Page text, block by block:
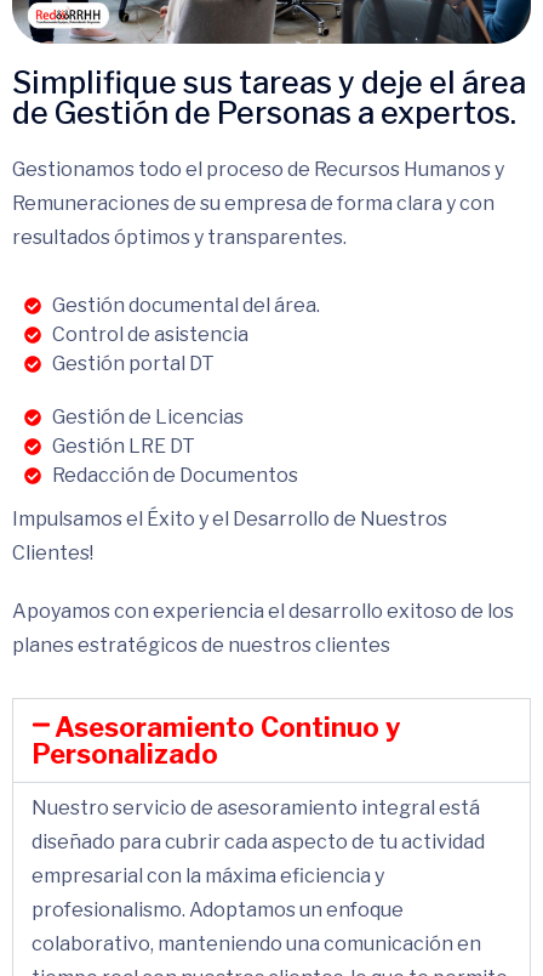
Simplifique sus tareas y deje el área
de Gestión de Personas a expertos.
Gestionamos todo el proceso de Recursos Humanos y
Remuneraciones de su empresa de forma clara y con
resultados óptimos y transparentes.
Gestión documental del área.
Control de asistencia
Gestión portal DT
Gestión de Licencias
Gestión LRE DT
Redacción de Documentos
Impulsamos el Éxito y el Desarrollo de Nuestros
Clientes!
Apoyamos con experiencia el desarrollo exitoso de los
planes estratégicos de nuestros clientes
Asesoramiento Continuo y
Personalizado
Nuestro servicio de asesoramiento integral está
diseñado para cubrir cada aspecto de tu actividad
empresarial con la máxima eficiencia y
profesionalismo. Adoptamos un enfoque
colaborativo, manteniendo una comunicación en